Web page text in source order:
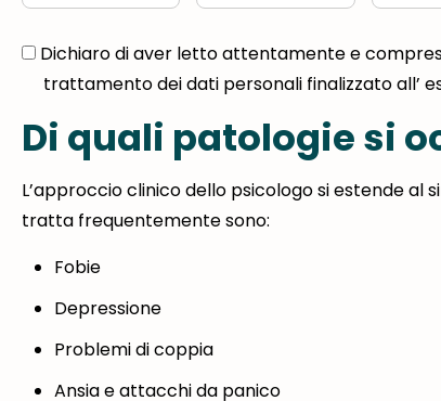
gdpr
Dichiaro di aver letto attentamente e
trattamento dei dati personali finalizzato all’
Di quali patologie si
L’approccio clinico dello psicologo si estende al
tratta frequentemente sono:
Fobie
Depressione
Problemi di coppia
Ansia e attacchi da panico